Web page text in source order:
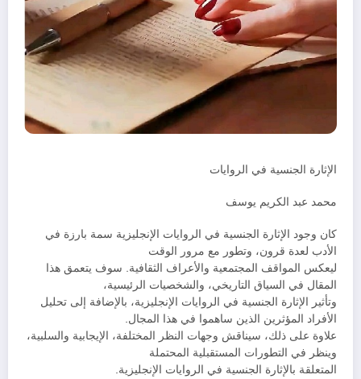
الإثارة الجنسية في الروايات
محمد عبد الكريم يوسف
كان وجود الإثارة الجنسية في الروايات الإنجليزية سمة بارزة في
الأدب لعدة قرون، وتطور مع مرور الوقت
ليعكس المواقف المجتمعية والأعراف الثقافية. سوف يتعمق هذا
المقال في السياق التاريخي، والشخصيات الرئيسية،
وتأثير الإثارة الجنسية في الروايات الإنجليزية، بالإضافة إلى تحليل
الأفراد المؤثرين الذين ساهموا في هذا المجال.
علاوة على ذلك، سيناقش وجهات النظر المختلفة، الإيجابية والسلبية،
وينظر في التطورات المستقبلية المحتملة
المتعلقة بالإثارة الجنسية في الروايات الإنجليزية.